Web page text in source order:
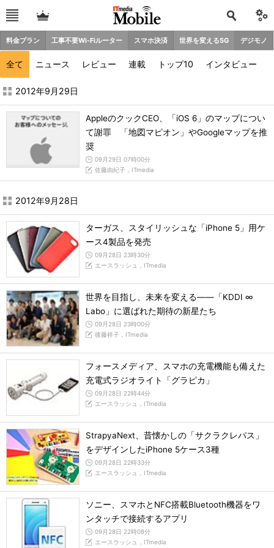
料金プラン 工事不要Wi-Fiルーター スマホ決済 世界を変える5G デジモノ
全て ニュース レビュー 連載 トップ10 インタビュー
2012年9月の記事一覧 - ITmedia Mobile
2012年9月29日
AppleのクックCEO、「iOS 6」のマップについ
て謝罪 「地図マピオン」やGoogleマップを推
奨
09月29日 07時00分
佐藤由紀子，ITmedia
2012年9月28日
ターガス、スタイリッシュな「iPhone 5」用ケ
ース4製品を発売
09月28日 23時30分
エースラッシュ，ITmedia
世界を目指し、未来を変える――「KDDI ∞
Labo」に選ばれた期待の新星たち
09月28日 23時00分
後藤祥子，ITmedia
フォースメディア、スマホの充電機能も備えた
充電式ラジオライト「グラピカ」
09月28日 22時44分
エースラッシュ，ITmedia
StrapyaNext、昔懐かしの「サクラクレパス」
をデザインしたiPhone 5ケース3種
09月28日 22時33分
エースラッシュ，ITmedia
ソニー、スマホとNFC搭載Bluetooth機器をワ
ンタッチで接続するアプリ
09月28日 22時08分
エースラッシュ，ITmedia